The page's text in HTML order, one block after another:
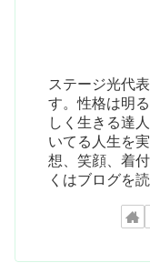
ステージ光代
す。性格は明
しく生きる達
いてる人生を
想、笑顔、着
くはブログを